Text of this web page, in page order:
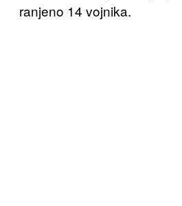
ranjeno 14 vojnika.